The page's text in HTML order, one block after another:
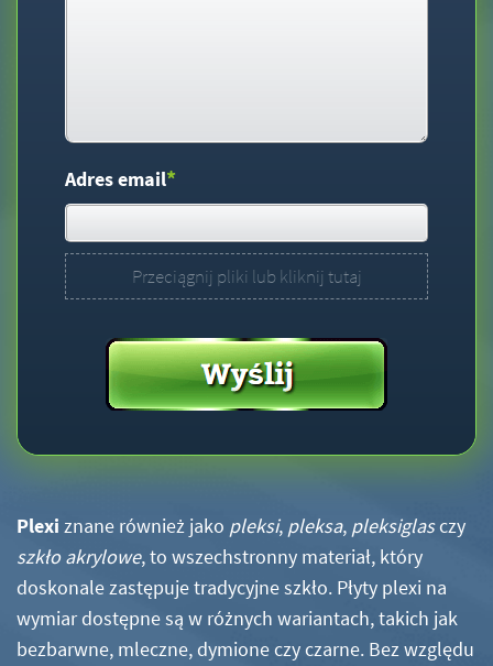
Adres email*
Przeciągnij pliki lub kliknij tutaj
Plexi znane również jako pleksi, pleksa, pleksiglasczy
szkło akrylowe, to wszechstronny materiał, który
doskonale zastępuje tradycyjne szkło. Płyty plexi na
wymiar dostępne są w różnych wariantach, takich jak
bezbarwne, mleczne, dymione czy czarne. Bez względu